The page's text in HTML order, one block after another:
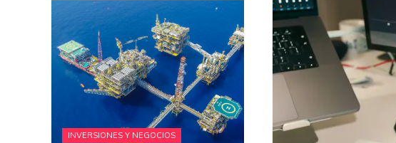
INVERSIONES Y NEGOCIOS